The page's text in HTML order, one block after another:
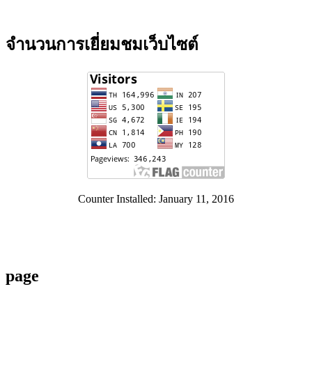
จำนวนการเยี่ยมชมเว็บไซต์
Counter Installed: January 11, 2016
page